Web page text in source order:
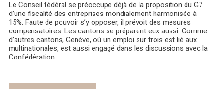
Le Conseil fédéral se préoccupe déjà de la proposition du G7
d’une fiscalité des entreprises mondialement harmonisée à
15%. Faute de pouvoir s’y opposer, il prévoit des mesures
compensatoires. Les cantons se préparent eux aussi. Comme
d’autres cantons, Genève, où un emploi sur trois est lié aux
multinationales, est aussi engagé dans les discussions avec la
Confédération.